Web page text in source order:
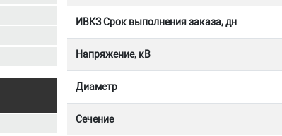
ИВКЗ Срок выполнения заказа, дн
Напряжение, кВ
Диаметр
Сечение